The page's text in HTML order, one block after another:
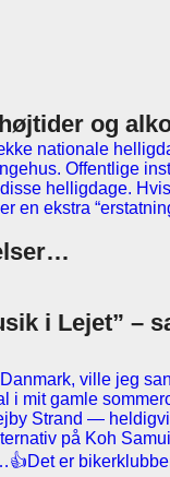
og
nationale
Offentlige
helligdage.
en ekstra
i Lejet” –
ville jeg
i mit gamle
Strand —
på Koh
er